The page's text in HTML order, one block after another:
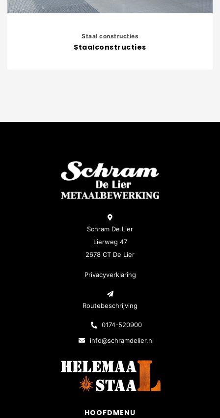
Staal constructies
Staalconstructies
Schram De Lier
Lierweg 47
2678 CT De Lier
Privacyverklaring
Routebeschrijving
0174-520900
info@schramdelier.nl
HOOFDMENU